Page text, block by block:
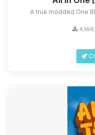
A true modded One